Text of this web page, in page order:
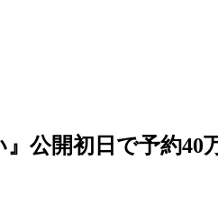
公開初日で予約40